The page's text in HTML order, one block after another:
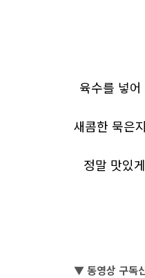
육수를 넣
새콤한 묵은
정말 맛있
▼ 동영상 구독